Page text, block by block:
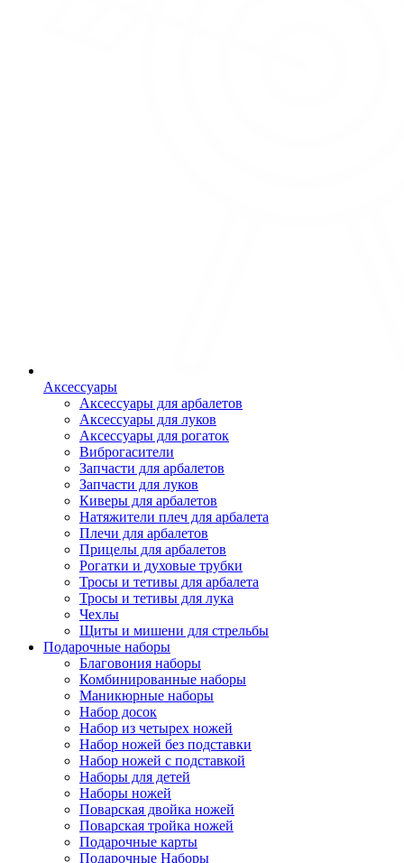
Аксессуары
Аксессуары для арбалетов
Аксессуары для луков
Аксессуары для рогаток
Виброгасители
Запчасти для арбалетов
Запчасти для луков
Киверы для арбалетов
Натяжители плеч для арбалета
Плечи для арбалетов
Прицелы для арбалетов
Рогатки и духовые трубки
Тросы и тетивы для арбалета
Тросы и тетивы для лука
Чехлы
Щиты и мишени для стрельбы
Подарочные наборы
Благовония наборы
Комбинированные наборы
Маникюрные наборы
Набор досок
Набор из четырех ножей
Набор ножей без подставки
Набор ножей с подставкой
Наборы для детей
Наборы ножей
Поварская двойка ножей
Поварская тройка ножей
Подарочные карты
Подарочные Наборы